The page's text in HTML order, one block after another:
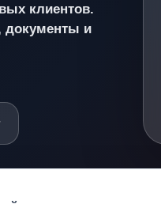
клиентов.
документы и